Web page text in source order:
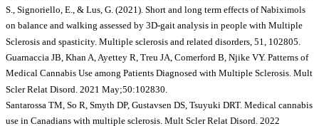
S., Signoriello, E., & Lus, G. (2021). Short and long term effects of Nabiximols
on balance and walking assessed by 3D-gait analysis in people with Multiple
Sclerosis and spasticity. Multiple sclerosis and related disorders, 51, 102805.
Guarnaccia JB, Khan A, Ayettey R, Treu JA, Comerford B, Njike VY. Patterns of
Medical Cannabis Use among Patients Diagnosed with Multiple Sclerosis. Mult
Scler Relat Disord. 2021 May;50:102830.
Santarossa TM, So R, Smyth DP, Gustavsen DS, Tsuyuki DRT. Medical cannabis
use in Canadians with multiple sclerosis. Mult Scler Relat Disord. 2022